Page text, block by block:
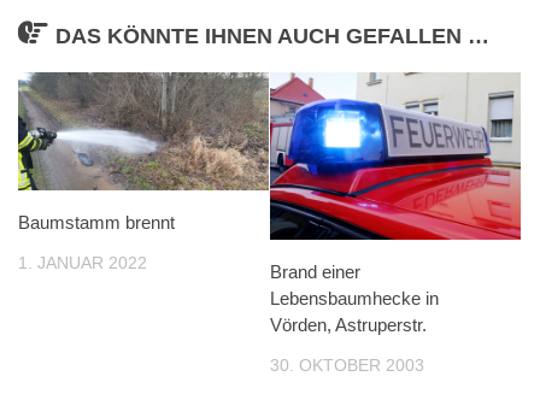
DAS KÖNNTE IHNEN AUCH GEFALLEN …
Baumstamm brennt
1. JANUAR 2022
Brand einer
Lebensbaumhecke in
Vörden, Astruperstr.
30. OKTOBER 2003